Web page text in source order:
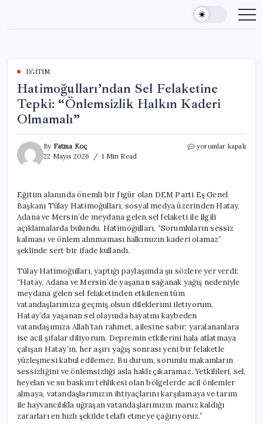
content
EĞITIM
Hatimoğulları’ndan Sel Felaketine
Tepki: “Önlemsizlik Halkın Kaderi
Olmamalı”
By Fatma Koç
22 Mayıs 2026
1 Min Read
Hatimoğulları’ndan
Halkın
Kaderi
Olmamalı”
için
yorumlar kapalı
Eğitim alanında önemli bir figür olan DEM Parti Eş Genel
Başkanı Tülay Hatimoğulları, sosyal medya üzerinden Hatay,
Adana ve Mersin’de meydana gelen sel felaketi ile ilgili
açıklamalarda bulundu. Hatimoğulları, “Sorumluların sessiz
kalması ve önlem alınmaması halkımızın kaderi olamaz”
şeklinde sert bir ifade kullandı.
Tülay Hatimoğulları, yaptığı paylaşımda şu sözlere yer verdi:
“Hatay, Adana ve Mersin’de yaşanan sağanak yağış nedeniyle
meydana gelen sel felaketinden etkilenen tüm
vatandaşlarımıza geçmiş olsun dileklerimi iletiyorum.
Hatay’da yaşanan sel olayında hayatını kaybeden
vatandaşımıza Allah’tan rahmet, ailesine sabır; yaralananlara
ise acil şifalar diliyorum. Depremin etkilerini hala atlatmaya
çalışan Hatay’ın, her aşırı yağış sonrası yeni bir felaketle
yüzleşmesi kabul edilemez. Bu durum, sorumlu makamların
sessizliğini ve önlemsizliği asla haklı çıkaramaz. Yetkilileri, sel,
heyelan ve su baskını tehlikesi olan bölgelerde acil önlemler
almaya, vatandaşlarımızın ihtiyaçlarını karşılamaya ve tarım
ile hayvancılıkla uğraşan vatandaşlarımızın maruz kaldığı
zararları en hızlı şekilde telafi etmeye çağırıyoruz.”